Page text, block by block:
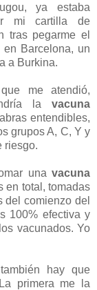
ya estaba
mi cartilla de
tras pegarme el
Barcelona, un
a Burkina.
me atendió,
la vacuna
entendibles,
grupos A, C, Y y
riesgo.
una vacuna
en total, tomadas
del comienzo del
100% efectiva y
vacunados. Yo
también hay que
primera me la